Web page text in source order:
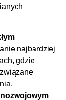
najbardziej
gdzie